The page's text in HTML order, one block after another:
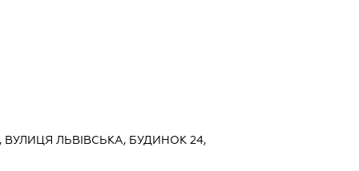
ВУЛИЦЯ ЛЬВІВСЬКА, БУДИНОК 24,